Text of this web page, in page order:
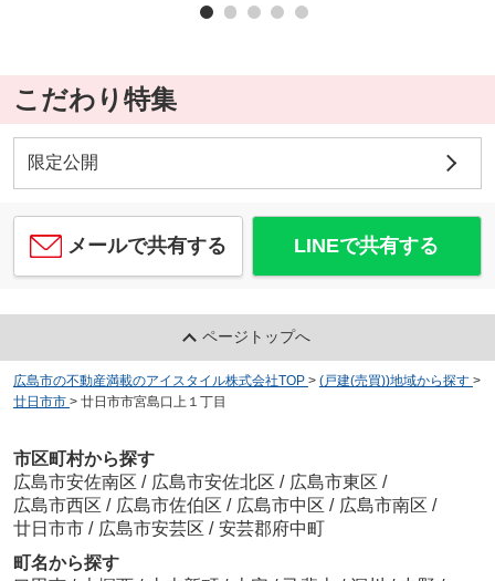
こだわり特集
限定公開
メールで共有する LINEで共有する
ページトップへ
広島市の不動産満載のアイスタイル株式会社TOP > (戸建(売買))地域から探す >
廿日市市 > 廿日市市宮島口上１丁目
市区町村から探す
広島市安佐南区 / 広島市安佐北区 / 広島市東区 /
広島市西区 / 広島市佐伯区 / 広島市中区 / 広島市南区 /
廿日市市 / 広島市安芸区 / 安芸郡府中町
町名から探す